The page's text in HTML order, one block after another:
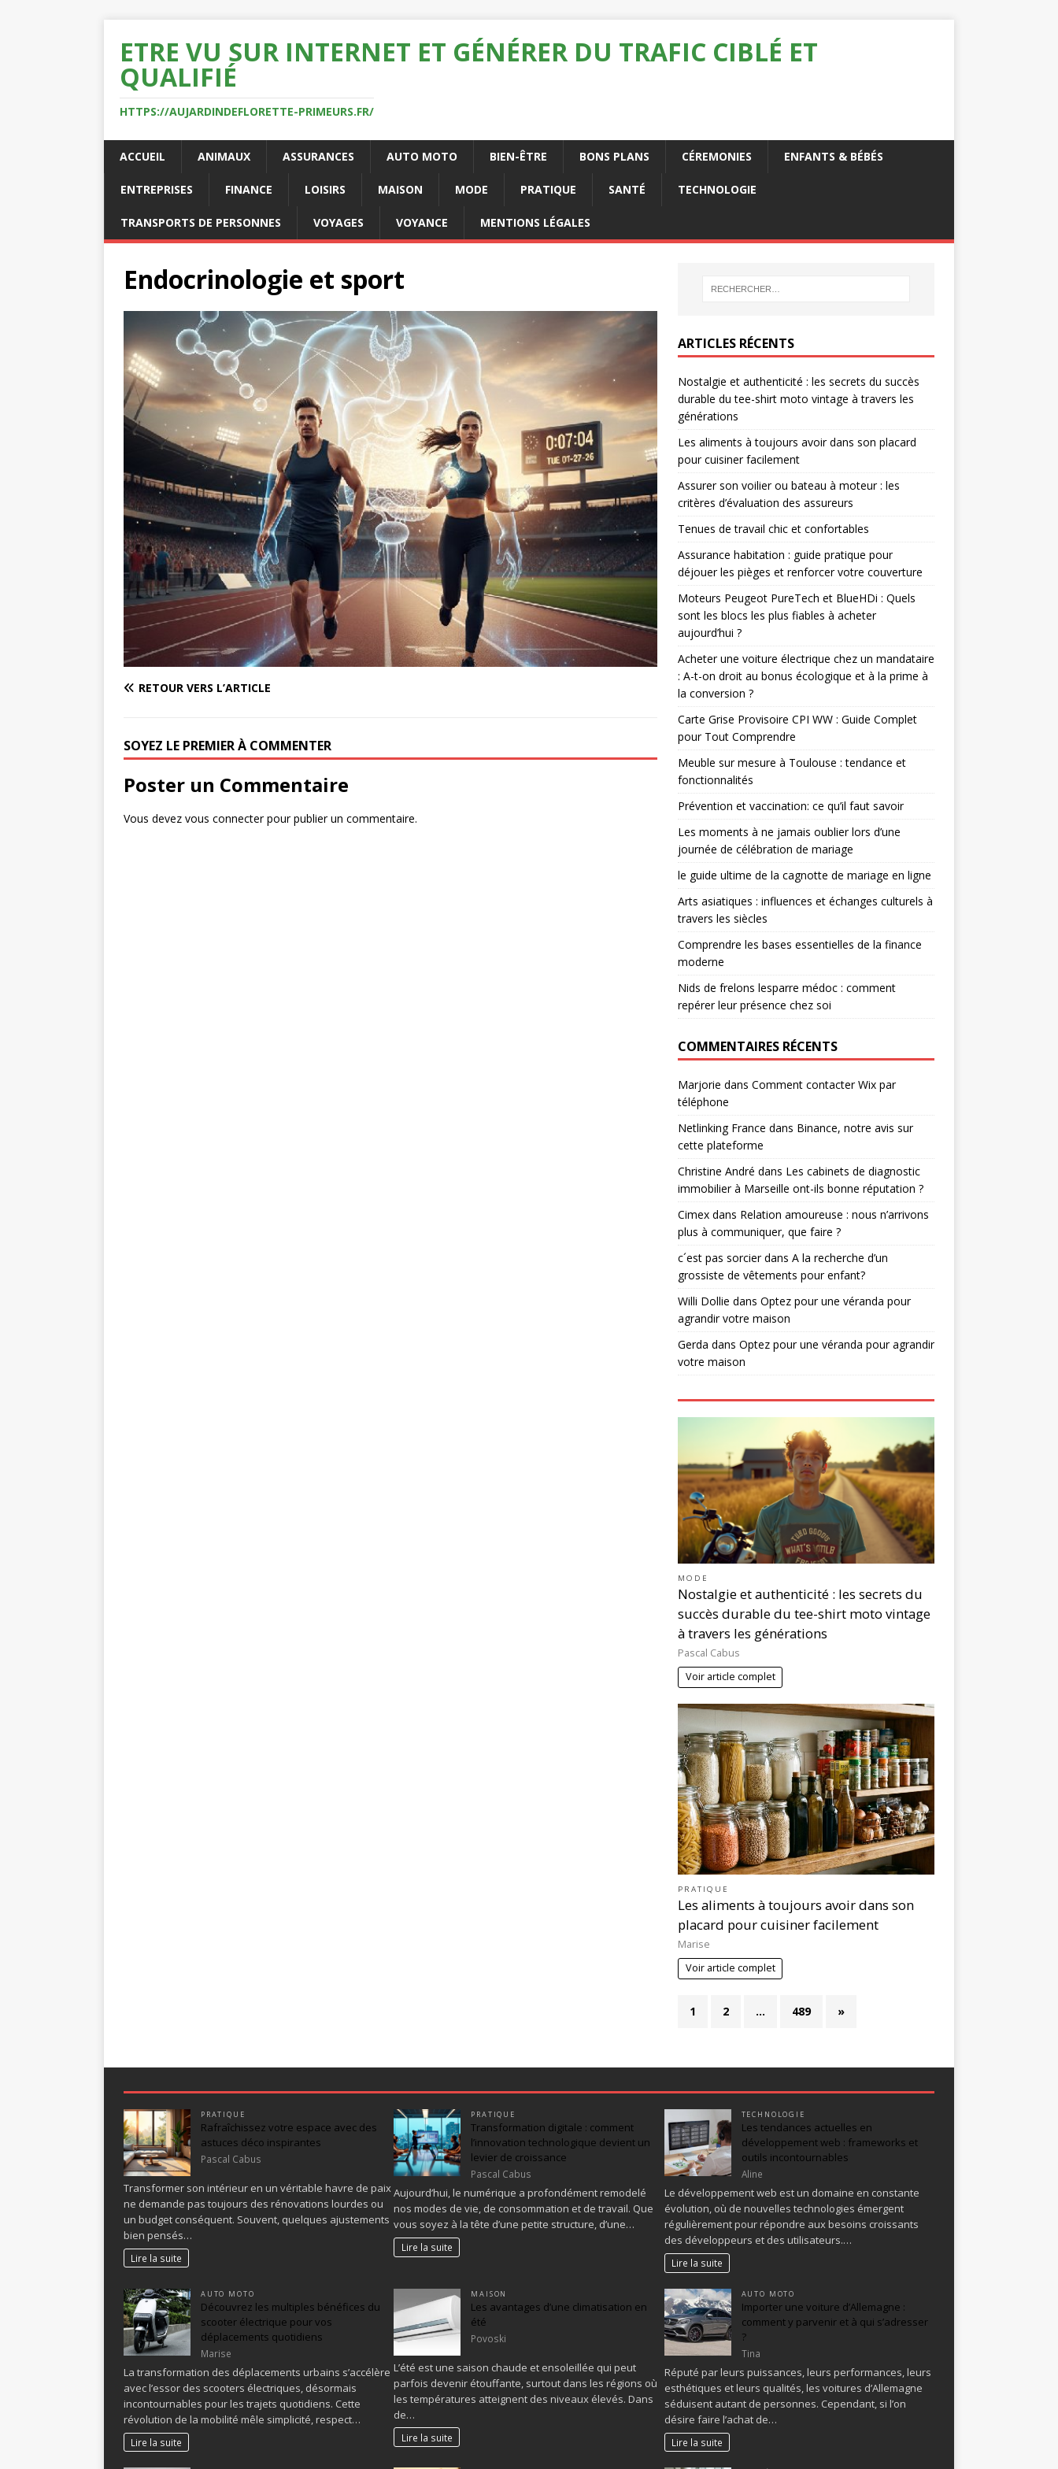
ETRE VU SUR INTERNET ET GÉNÉRER DU TRAFIC CIBLÉ ET
QUALIFIÉ
HTTPS://AUJARDINDEFLORETTE-PRIMEURS.FR/
ACCUEIL ANIMAUX ASSURANCES AUTO MOTO BIEN-ÊTRE BONS PLANS CÉREMONIES ENFANTS & BÉBÉS
ENTREPRISES FINANCE LOISIRS MAISON MODE PRATIQUE SANTÉ TECHNOLOGIE
TRANSPORTS DE PERSONNES VOYAGES VOYANCE MENTIONS LÉGALES
Endocrinologie et sport
RETOUR VERS L’ARTICLE
SOYEZ LE PREMIER À COMMENTER
Poster un Commentaire
Vous devez vous connecterpour publier un commentaire.
ARTICLES RÉCENTS
Nostalgie et authenticité : les secrets du succès
durable du tee-shirt moto vintage à travers les
générations
Les aliments à toujours avoir dans son placard
pour cuisiner facilement
Assurer son voilier ou bateau à moteur : les
critères d’évaluation des assureurs
Tenues de travail chic et confortables
Assurance habitation : guide pratique pour
déjouer les pièges et renforcer votre couverture
Moteurs Peugeot PureTech et BlueHDi : Quels
sont les blocs les plus fiables à acheter
aujourd’hui ?
Acheter une voiture électrique chez un mandataire
: A-t-on droit au bonus écologique et à la prime à
la conversion ?
Carte Grise Provisoire CPI WW : Guide Complet
pour Tout Comprendre
Meuble sur mesure à Toulouse : tendance et
fonctionnalités
Prévention et vaccination: ce qu’il faut savoir
Les moments à ne jamais oublier lors d’une
journée de célébration de mariage
le guide ultime de la cagnotte de mariage en ligne
Arts asiatiques : influences et échanges culturels à
travers les siècles
Comprendre les bases essentielles de la finance
moderne
Nids de frelons lesparre médoc : comment
repérer leur présence chez soi
COMMENTAIRES RÉCENTS
Marjorie dans Comment contacter Wix par
téléphone
Netlinking France dans Binance, notre avis sur
cette plateforme
Christine André dans Les cabinets de diagnostic
immobilier à Marseille ont-ils bonne réputation ?
Cimexdans Relation amoureuse : nous n’arrivons
plus à communiquer, que faire ?
c´est pas sorcierdans A la recherche d’un
grossiste de vêtements pour enfant?
Willi Dollie dans Optez pour une véranda pour
agrandir votre maison
Gerda dans Optez pour une véranda pour agrandir
votre maison
MODE
Nostalgie et authenticité : les secrets du
succès durable du tee-shirt moto vintage
à travers les générations
Pascal Cabus
Voir article complet
PRATIQUE
Les aliments à toujours avoir dans son
placard pour cuisiner facilement
Marise
Voir article complet
1 2 … 489 »
PRATIQUE
Rafraîchissez votre espace avec des
astuces déco inspirantes
Pascal Cabus
Transformer son intérieur en un véritable havre de paix
ne demande pas toujours des rénovations lourdes ou
un budget conséquent. Souvent, quelques ajustements
bien pensés…
Lire la suite
PRATIQUE
Transformation digitale : comment
l’innovation technologique devient un
levier de croissance
Pascal Cabus
Aujourd’hui, le numérique a profondément remodelé
nos modes de vie, de consommation et de travail. Que
vous soyez à la tête d’une petite structure, d’une…
Lire la suite
TECHNOLOGIE
Les tendances actuelles en
développement web : frameworks et
outils incontournables
Aline
Le développement web est un domaine en constante
évolution, où de nouvelles technologies émergent
régulièrement pour répondre aux besoins croissants
des développeurs et des utilisateurs.…
Lire la suite
AUTO MOTO
Découvrez les multiples bénéfices du
scooter électrique pour vos
déplacements quotidiens
Marise
La transformation des déplacements urbains s’accélère
avec l’essor des scooters électriques, désormais
incontournables pour les trajets quotidiens. Cette
révolution de la mobilité mêle simplicité, respect…
Lire la suite
MAISON
Les avantages d’une climatisation en
été
Povoski
L’été est une saison chaude et ensoleillée qui peut
parfois devenir étouffante, surtout dans les régions où
les températures atteignent des niveaux élevés. Dans
de…
Lire la suite
AUTO MOTO
Importer une voiture d’Allemagne :
comment y parvenir et à qui s’adresser
?
Tina
Réputé par leurs puissances, leurs performances, leurs
esthétiques et leurs qualités, les voitures d’Allemagne
séduisent autant de personnes. Cependant, si l’on
désire faire l’achat de…
Lire la suite